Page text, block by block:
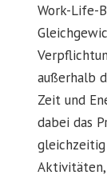
Work-Life-
außerhalb
Zeit und
dabei das
Aktivitäten,